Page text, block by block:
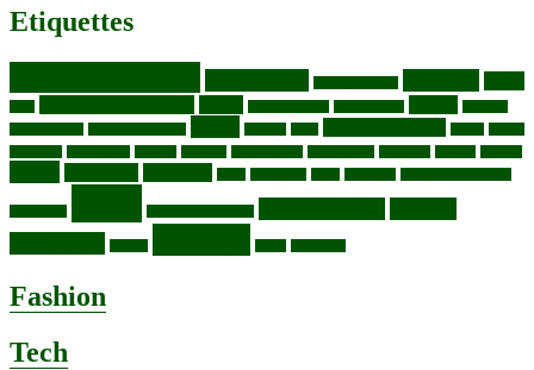
Etiquettes
Fashion
Tech